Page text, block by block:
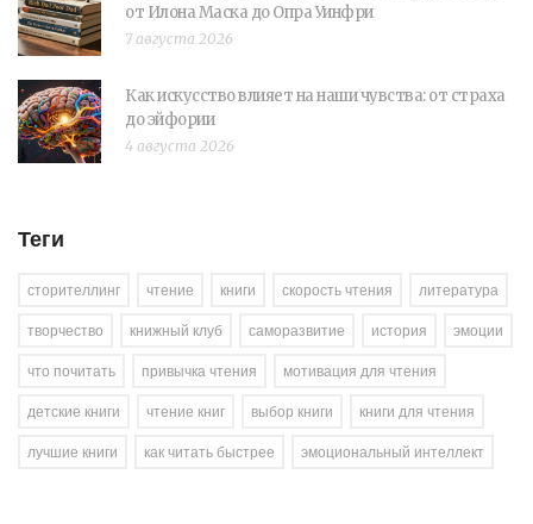
от Илона Маска до Опра Уинфри
7 августа 2026
Как искусство влияет на наши чувства: от страха
до эйфории
4 августа 2026
Теги
сторителлинг чтение книги скорость чтения
литература
творчество
книжный клуб саморазвитие история
эмоции
что почитать
привычка чтения
мотивация для чтения
детские книги
чтение книг выбор книги
книги для чтения
лучшие книги
как читать быстрее эмоциональный интеллект